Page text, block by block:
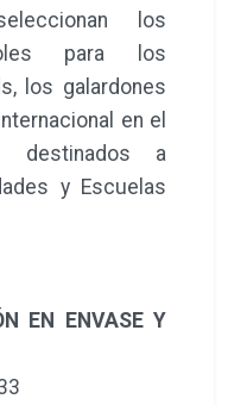
los
para los
los galardones
en el
destinados a
y Escuelas
EN ENVASE Y